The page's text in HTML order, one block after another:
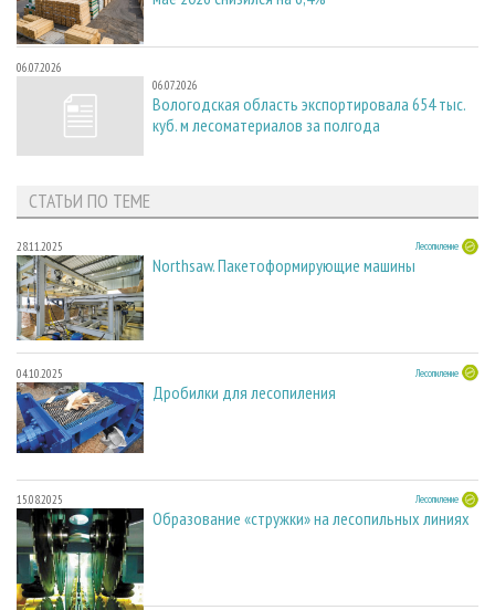
06.07.2026
06.07.2026
Вологодская область экспортировала 654 тыс.
куб. м лесоматериалов за полгода
СТАТЬИ ПО ТЕМЕ
28.11.2025 Лесопиление
Northsaw. Пакетоформирующие машины
04.10.2025 Лесопиление
Дробилки для лесопиления
15.08.2025 Лесопиление
Образование «стружки» на лесопильных линиях